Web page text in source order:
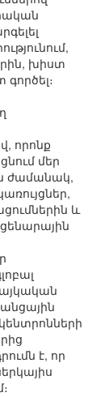
խիստ
որոնք
մեր
ժամանակ,
և
է, որ